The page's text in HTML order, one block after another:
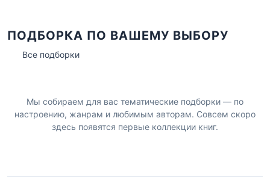
ПОДБОРКА ПО ВАШЕМУ ВЫБОРУ
Все подборки
Мы собираем для вас тематические подборки — по
настроению, жанрам и любимым авторам. Совсем скоро
здесь появятся первые коллекции книг.